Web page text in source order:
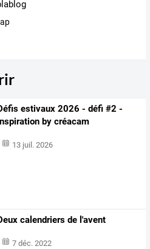
estivaux 2026 - défi #2 -
by créacam
13 juil. 2026
calendriers de l'avent
7 déc. 2022